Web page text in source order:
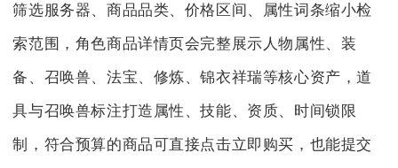
筛选服务器、商品品类、价格区间、属性词条缩小检
索范围，角色商品详情页会完整展示人物属性、装
备、召唤兽、法宝、修炼、锦衣祥瑞等核心资产，道
具与召唤兽标注打造属性、技能、资质、时间锁限
制，符合预算的商品可直接点击立即购买，也能提交